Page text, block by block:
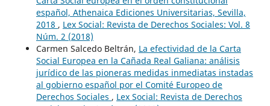
español, Athenaica Ediciones Universitarias, Sevilla,
2018 , Lex Social: Revista de Derechos Sociales: Vol. 8
Núm. 2 (2018)
Carmen Salcedo Beltrán, La efectividad de la Carta
Social Europea en la Cañada Real Galiana: análisis
jurídico de las pioneras medidas inmediatas instadas
al gobierno español por el Comité Europeo de
Derechos Sociales , Lex Social: Revista de Derechos